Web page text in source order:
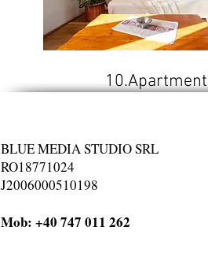
10.Apartment
BLUE MEDIA STUDIO SRL
RO18771024
J2006000510198
Mob: +40 747 011 262